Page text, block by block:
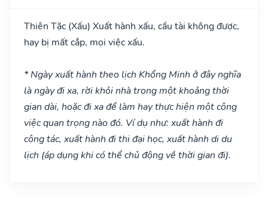
Thiên Tặc (Xấu) Xuất hành xấu, cầu tài không được,
hay bị mất cắp, mọi việc xấu.
* Ngày xuất hành theo lịch Khổng Minh ở đây nghĩa
là ngày đi xa, rời khỏi nhà trong một khoảng thời
gian dài, hoặc đi xa để làm hay thực hiện một công
việc quan trọng nào đó. Ví dụ như: xuất hành đi
công tác, xuất hành đi thi đại học, xuất hành di du
lịch (áp dụng khi có thể chủ động về thời gian đi).